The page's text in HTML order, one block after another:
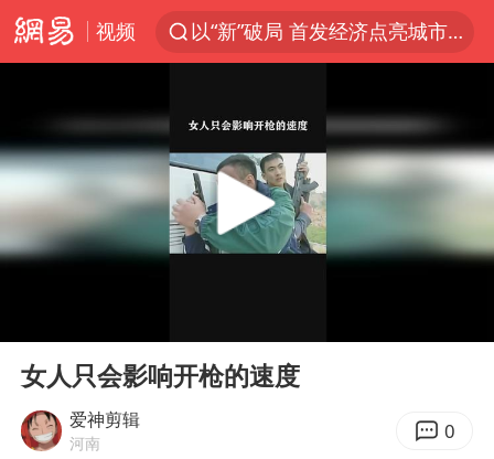
视频
以“新”破局 首发经济点亮城市消费活力
我国编制完成新版全月地质图
台风白海豚即将进入48小时警戒线
中央气象台发布台风黄色预警
Play
女人只会影响开枪的速度
爱神剪辑
河南 0